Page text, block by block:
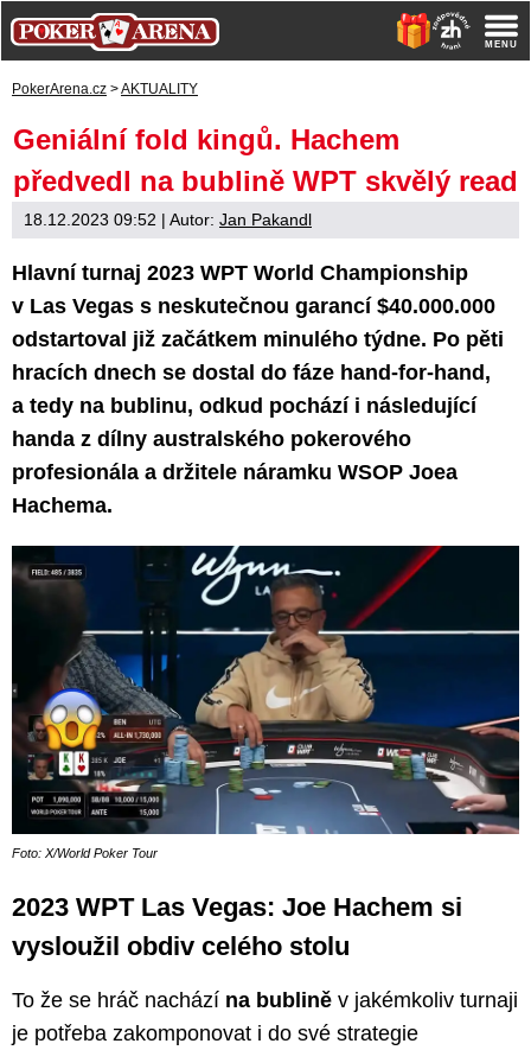
PokerArena.cz >AKTUALITY
Geniální fold kingů. Hachem
předvedl na bublině WPT skvělý read
18.12.2023 09:52 | Autor: Jan Pakandl
Hlavní turnaj 2023 WPT World Championship
v Las Vegas s neskutečnou garancí $40.000.000
odstartoval již začátkem minulého týdne. Po pěti
hracích dnech se dostal do fáze hand-for-hand,
a tedy na bublinu, odkud pochází i následující
handa z dílny australského pokerového
profesionála a držitele náramku WSOP Joea
Hachema.
Foto: X/World Poker Tour
2023 WPT Las Vegas: Joe Hachem si
vysloužil obdiv celého stolu
To že se hráč nachází na bublině v jakémkoliv turnaji
je potřeba zakomponovat i do své strategie